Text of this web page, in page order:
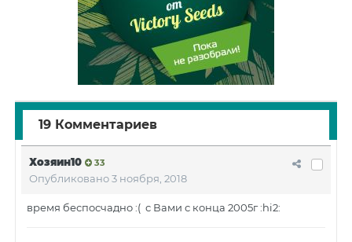
19 Комментариев
Хозяин10 33
Опубликовано3 ноября, 2018
время беспосчадно :( с Вами с конца 2005г :hi2: